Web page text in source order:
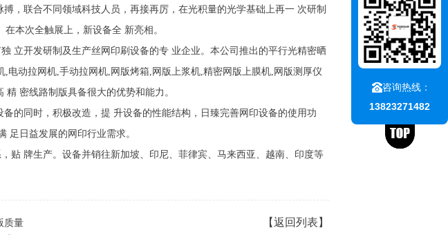
联合不同领域科技人员，再接再厉，在光积量的光学基础上再一 次研制
本次全触展上，新设备全 新亮相。
立开发研制及生产丝网印刷设备的专 业企业。本公司推出的平行光精密晒
电动拉网机,手动拉网机,网版烤箱,网版上浆机,精密网版上膜机,网版测厚仪
密线路制版具备很大的优势和能力。
的同时，积极改造，提 升设备的性能结构，日臻完善网印设备的使用功
足日益发展的网印行业需求。
牌生产。设备并销往新加坡、印尼、菲律宾、马来西亚、越南、印度等
质量
【返回列表】
咨询热线：
13823271482